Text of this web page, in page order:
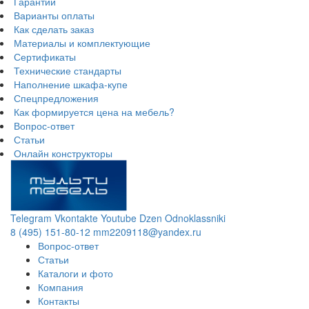
Варианты оплаты
Как сделать заказ
Материалы и комплектующие
Сертификаты
Технические стандарты
Наполнение шкафа-купе
Спецпредложения
Как формируется цена на мебель?
Вопрос-ответ
Статьи
Онлайн конструкторы
Telegram Vkontakte Youtube Dzen Odnoklassniki
8 (495) 151-80-12 mm2209118@yandex.ru
Вопрос-ответ
Статьи
Каталоги и фото
Компания
Контакты